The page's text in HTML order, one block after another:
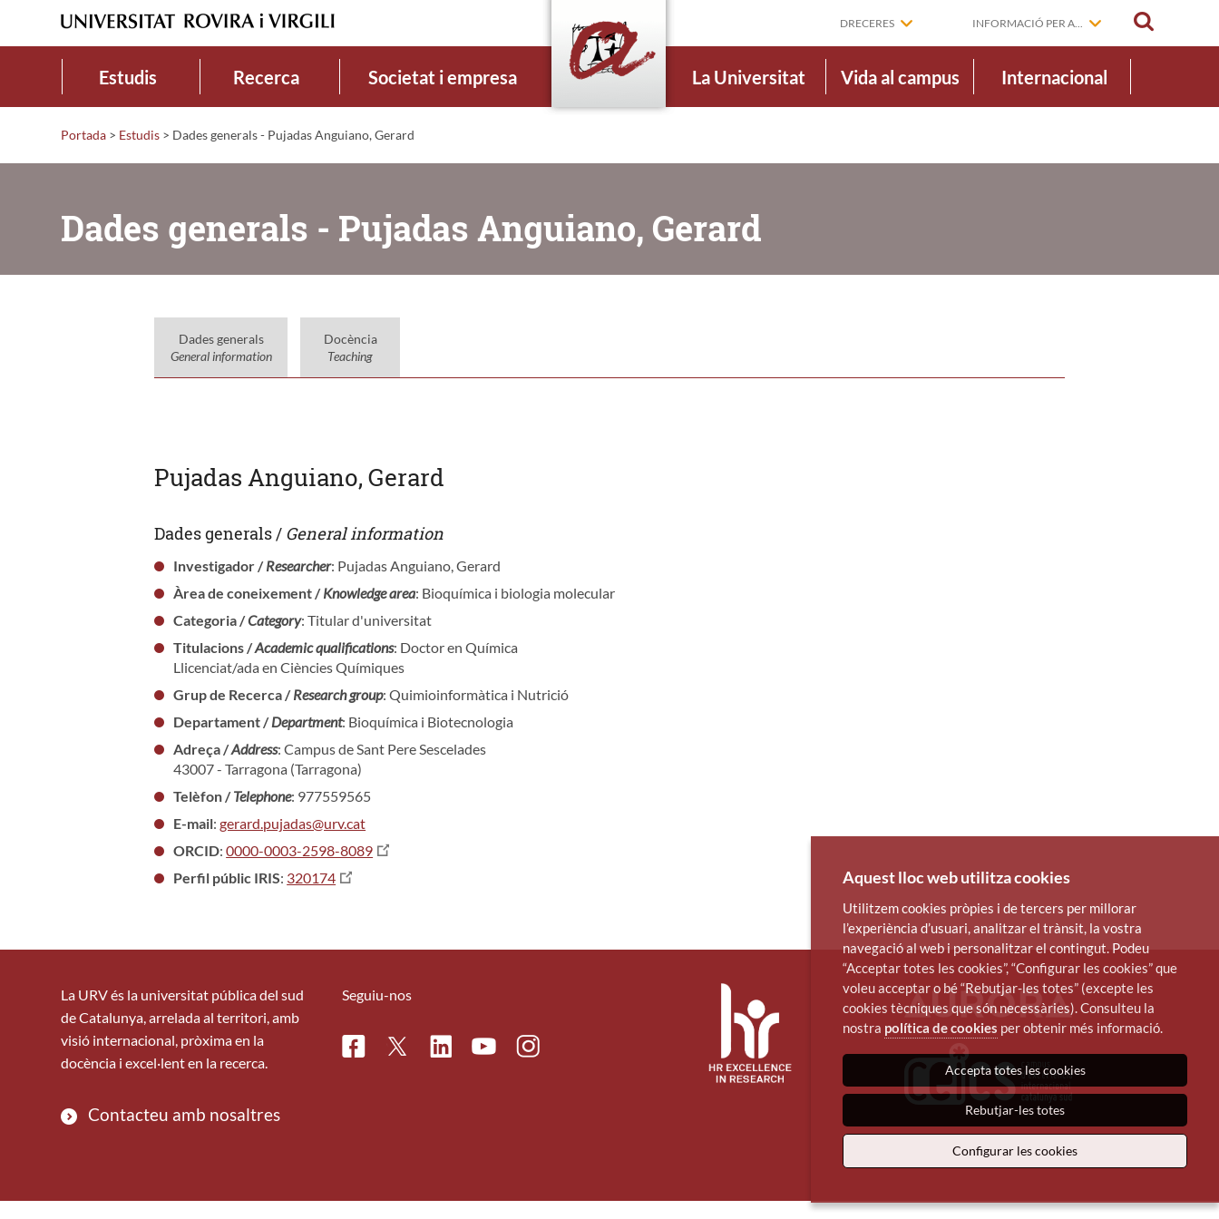
DRECERES INFORMACIÓ PER A...
Estudis Recerca Societat i empresa La Universitat Vida al campus Internacional
Portada > Estudis > Dades generals - Pujadas Anguiano, Gerard
Dades generals - Pujadas Anguiano, Gerard
Dades generals
General information
Docència
Teaching
Pujadas Anguiano, Gerard
Dades generals / General information
Investigador /Researcher: Pujadas Anguiano, Gerard
Àrea de coneixement /Knowledge area: Bioquímica i biologia molecular
Categoria /Category: Titular d'universitat
Titulacions /Academic qualifications: Doctor en Química
Llicenciat/ada en Ciències Químiques
Grup de Recerca /Research group: Quimioinformàtica i Nutrició
Departament /Department: Bioquímica i Biotecnologia
Adreça /Address: Campus de Sant Pere Sescelades
43007 - Tarragona (Tarragona)
Telèfon /Telephone: 977559565
E-mail:gerard.pujadas@urv.cat
ORCID:0000-0003-2598-8089
Perfil públic IRIS: 320174
La URV és la universitat pública del sud
de Catalunya, arrelada al territori, amb
visió internacional, pròxima en la
docència i excel·lent en la recerca.
Contacteu amb nosaltres
Seguiu-nos
FacebookTwitterLinkedinYoutubeInstagram
Aquest lloc web utilitza cookies
Utilitzem cookies pròpies i de tercers per millorar
l’experiència d’usuari, analitzar el trànsit, la vostra
navegació al web i personalitzar el contingut. Podeu
“Acceptar totes les cookies”, “Configurar les cookies” que
voleu acceptar o bé “Rebutjar-les totes” (excepte les
cookies tècniques que són necessàries). Consulteu la
nostra política de cookies per obtenir més informació.
Accepta totes les cookies
Rebutjar-les totes
Configurar les cookies